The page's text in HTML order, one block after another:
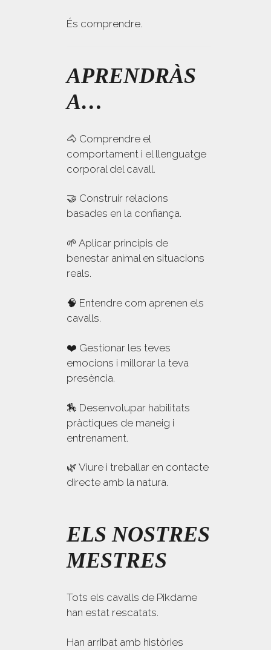
És comprendre.
APRENDRÀS
A…
🐴 Comprendre el
comportament i el llenguatge
corporal del cavall.
🤝 Construir relacions
basades en la confiança.
🌱 Aplicar principis de
benestar animal en situacions
reals.
🧠 Entendre com aprenen els
cavalls.
❤️ Gestionar les teves
emocions i millorar la teva
presència.
🏇 Desenvolupar habilitats
pràctiques de maneig i
entrenament.
🌿 Viure i treballar en contacte
directe amb la natura.
ELS NOSTRES
MESTRES
Tots els cavalls de Pikdame
han estat rescatats.
Han arribat amb històries